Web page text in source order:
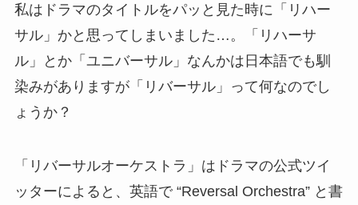
私はドラマのタイトルをパッと見た時に「リハー
サル」かと思ってしまいました…。「リハーサ
ル」とか「ユニバーサル」なんかは日本語でも馴
染みがありますが「リバーサル」って何なのでし
ょうか？
「リバーサルオーケストラ」はドラマの公式ツイ
ッターによると、英語で “Reversal Orchestra” と書